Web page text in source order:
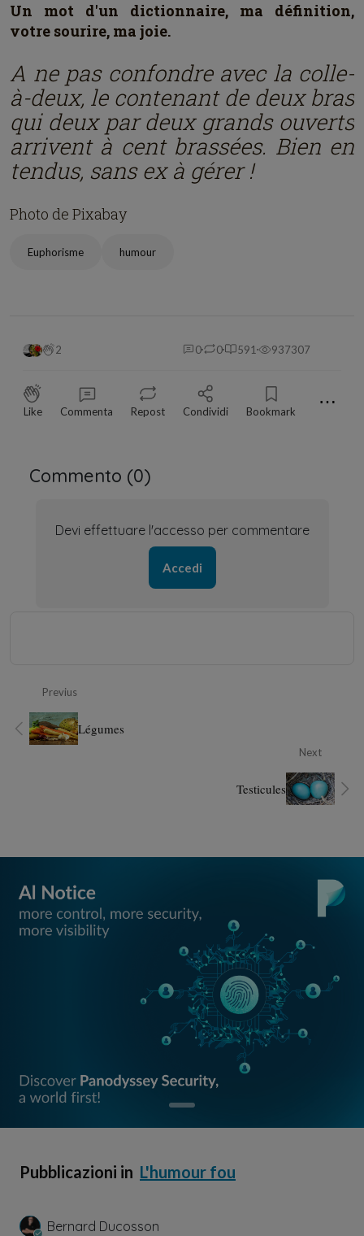
Un mot d'un dictionnaire, ma définition,
votre sourire, ma joie.
A ne pas confondre avec la colle-
à-deux, le contenant de deux bras
qui deux par deux grands ouverts
arrivent à cent brassées. Bien en
tendus, sans ex à gérer !
Photo de Pixabay
Euphorisme humour
2 0 0 591 937307
Like Commenta Repost Condividi Bookmark ⋯
Commento (0)
Devi effettuare l'accesso per commentare
Accedi
Previus
Légumes
Next
Testicules
Pubblicazioni in L'humour fou
Bernard Ducosson